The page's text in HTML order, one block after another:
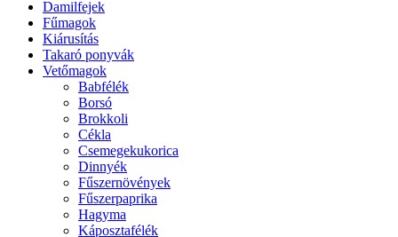
Damilfejek
Fűmagok
Kiárusítás
Takaró ponyvák
Vetőmagok
Babfélék
Borsó
Brokkoli
Cékla
Csemegekukorica
Dinnyék
Fűszernövények
Fűszerpaprika
Hagyma
Káposztafélék